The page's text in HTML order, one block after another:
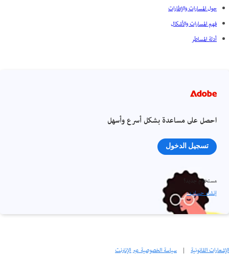
حول المسارات والإطارات
فهم المسارات والأشكال
أدلة المساطر
احصل على مساعدة بشكل أسرع وأسهل
تسجيل الدخول
مستخدم جديد؟
إنشاء حساب ›
الإشعارات القانونية | سياسة الخصوصية عبر الإنترنت